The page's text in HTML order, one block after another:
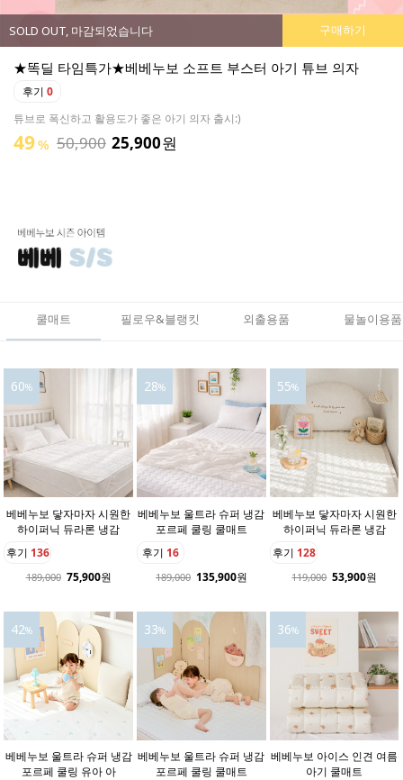
SOLD OUT, 마감되었습니다 구매하기
★똑딜 타임특가★베베누보 소프트 부스터 아기 튜브 의자
후기 0
튜브로 폭신하고 활용도가 좋은 아기 의자 출시:)
49% 50,900 25,900원
쿨매트 필로우&블랭킷 외출용품 물놀이용품
60%
베베누보 닿자마자 시원한
하이퍼닉 듀라론 냉감
후기 136
189,000 75,900원
28%
베베누보 울트라 슈퍼 냉감
포르페 쿨링 쿨매트
후기 16
189,000 135,900원
55%
베베누보 닿자마자 시원한
하이퍼닉 듀라론 냉감
후기 128
119,000 53,900원
42%
베베누보 울트라 슈퍼 냉감
포르페 쿨링 유아 아
33%
베베누보 울트라 슈퍼 냉감
포르페 쿨링 쿨매트
36%
베베누보 아이스 인견 여름
아기 쿨매트